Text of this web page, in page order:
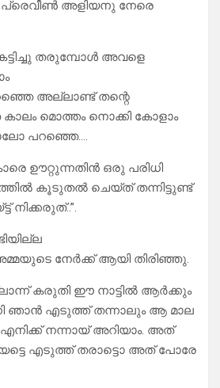
പ്രെവീൺ അളിയനു നേരെ
തരുമ്പോൾ അവളെ
അല്ലാണ്ട് തന്റെ
മൊത്തം നൊക്കി കോളാം
പറഞ്ഞെ….
ഊറ്റുന്നതിൻ ഒരു പരിധി
കൂടുതൽ ചെയ്ത് തന്നിട്ടുണ്ട്
നിക്കരുത്..”.
നേർക്ക് ആയി തിരിഞ്ഞു.
കരുതി ഈ നാട്ടിൽ ആർക്കും
ഇനി ഞാൻ എടുത്ത് തന്നാലും ആ മാല
നന്നായ് അറിയാം. അത്
എടുത്ത് തരാട്ടൊ അത് പോരേ